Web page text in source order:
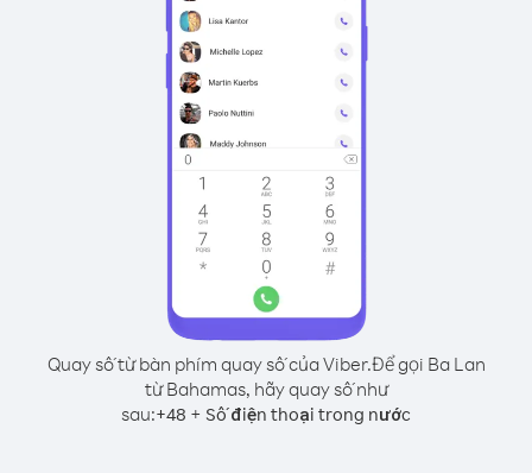
Quay số từ bàn phím quay số của Viber.Để gọi Ba Lan
từ Bahamas, hãy quay số như
sau:+48 + Số điện thoại trong nước